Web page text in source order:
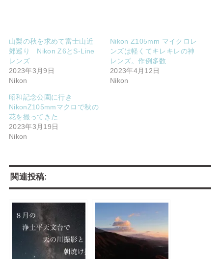
山梨の秋を求めて富士山近
郊巡り Nikon Z6とS-Line
レンズ
2023年3月9日
Nikon
Nikon Z105mm マイクロレ
ンズは軽くてキレキレの神
レンズ。作例多数
2023年4月12日
Nikon
昭和記念公園に行き
NikonZ105mmマクロで秋の
花を撮ってきた
2023年3月19日
Nikon
関連投稿: